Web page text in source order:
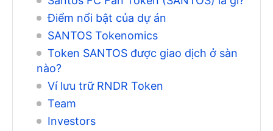
Điểm nổi bật của dự án
SANTOS Tokenomics
Token SANTOS được giao dịch ở sàn
nào?
Ví lưu trữ RNDR Token
Team
Investors